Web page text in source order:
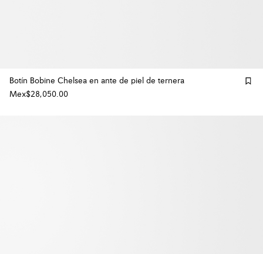
Botín Bobine Chelsea en ante de piel de ternera
Mex$28,050.00